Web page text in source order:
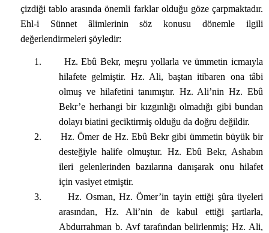
çizdiği tablo arasında önemli farklar olduğu göze çarpmaktadır.
Ehl-i Sünnet âlimlerinin söz konusu dönemle ilgili
değerlendirmeleri şöyledir:
1.
Hz. Ebû Bekr, meşru yollarla ve ümmetin icmaıyla
hilafete gelmiştir. Hz. Ali, baştan itibaren ona tâbi
olmuş ve hilafetini tanımıştır. Hz. Ali’nin Hz. Ebû
Bekr’e herhangi bir kızgınlığı olmadığı gibi bundan
dolayı biatini geciktirmiş olduğu da doğru değildir.
2.
Hz. Ömer de Hz. Ebû Bekr gibi ümmetin büyük bir
desteğiyle halife olmuştur. Hz. Ebû Bekr, Ashabın
ileri gelenlerinden bazılarına danışarak onu hilafet
için vasiyet etmiştir.
3.
Hz. Osman, Hz. Ömer’in tayin ettiği şûra üyeleri
arasından, Hz. Ali’nin de kabul ettiği şartlarla,
Abdurrahman b. Avf tarafından belirlenmiş; Hz. Ali,